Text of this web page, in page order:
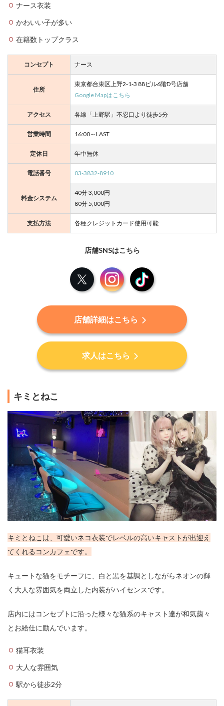
ナース衣装
かわいい子が多い
在籍数トップクラス
コンセプト ナース
住所
東京都台東区上野2-1-3 88ビル6階D号店舗
Google Mapはこちら
アクセス 各線「上野駅」不忍口より徒歩5分
営業時間 16:00～LAST
定休日 年中無休
電話番号 03-3832-8910
料金システム
40分 3,000円
80分 5,000円
支払方法 各種クレジットカード使用可能
店舗SNSはこちら
X InstagramTikTok
店舗詳細はこちら
求人はこちら
キミとねこ
キミとねこは、可愛いネコ衣装でレベルの高いキャストが出迎え
てくれるコンカフェです。
キュートな猫をモチーフに、白と黒を基調としながらネオンの輝
く大人な雰囲気を両立した内装がハイセンスです。
店内にはコンセプトに沿った様々な猫系のキャスト達が和気藹々
とお給仕に励んでいます。
猫耳衣装
大人な雰囲気
駅から徒歩2分